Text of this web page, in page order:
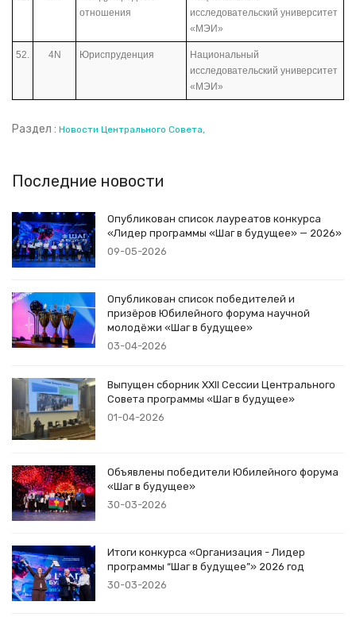
отношения
исследовательский университет
«МЭИ»
52. 4N Юриспруденция
Национальный
исследовательский университет
«МЭИ»
Раздел : Новости Центрального Совета
Последние новости
Опубликован список лауреатов конкурса
«Лидер программы «Шаг в будущее» — 2026»
09-05-2026
Опубликован список победителей и
призёров Юбилейного форума научной
молодёжи «Шаг в будущее»
03-04-2026
Выпущен сборник XXII Сессии Центрального
Совета программы «Шаг в будущее»
01-04-2026
Объявлены победители Юбилейного форума
«Шаг в будущее»
30-03-2026
Итоги конкурса «Организация - Лидер
программы “Шаг в будущее”» 2026 год
30-03-2026